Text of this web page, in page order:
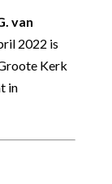
van
2022 is
Kerk
in